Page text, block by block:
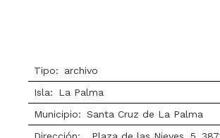
Tipo:
archivo
Isla:
La Palma
Municipio: Santa Cruz de La Palma
Dirección:
Plaza de las Nieves, 5